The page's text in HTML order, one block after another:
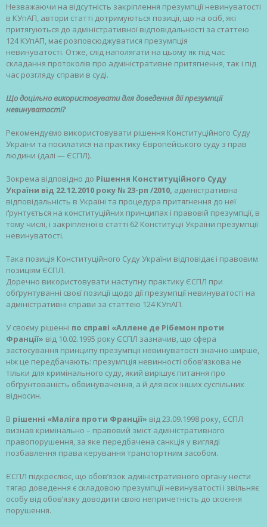
Незважаючи на відсутність закріплення презумпції невинуватості
в КУпАП, автори статті дотримуються позиції, що на осіб, які
притягуються до адміністративної відповідальності за статтею
124 КУпАП, має розповсюджуватися презумпція
невинуватості. Отже, слід наполягати на цьому як під час
складання протоколів про адміністративне притягнення, так і під
час розгляду справи в суді.
Що доцільно використовувати для доведення дії презумпції
невинуватості?
Рекомендуємо використовувати рішення Конституційного Суду
України та посилатися на практику Європейського суду з прав
людини (далі — ЄСПЛ).
Зокрема відповідно до Рішення Конституційного Суду
України від 22.12.2010 року № 23-рп /2010, адміністративна
відповідальність в Україні та процедура притягнення до неї
ґрунтується на конституційних принципах і правовій презумпції, в
тому числі, і закріпленої в статті 62 Конституції України презумпції
невинуватості.
Така позиція Конституційного Суду України відповідає і правовим
позиціям ЄСПЛ.
Доречно використовувати наступну практику ЄСПЛ при
обґрунтуванні своєї позиції щодо дії презумпції невинуватості на
адміністративні справи за статтею 124 КУпАП.
У своєму рішенні по справі «Аллене де Рібемон проти
Франції» від 10.02.1995 року ЄСПЛ зазначив, що сфера
застосування принципу презумпції невинуватості значно ширше,
ніж це передбачають: презумпція невинності обов’язкова не
тільки для кримінального суду, який вирішує питання про
обґрунтованість обвинувачення, а й для всіх інших суспільних
відносин.
В рішенні «Маліга проти Франції» від 23.09.1998 року, ЄСПЛ
визнав кримінально – правовий зміст адміністративного
правопорушення, за яке передбачена санкція у вигляді
позбавлення права керування транспортним засобом.
ЄСПЛ підкреслює, що обов’язок адміністративного органу нести
тягар доведення є складовою презумпції невинуватості і звільняє
особу від обов’язку доводити свою непричетність до скоєння
порушення.